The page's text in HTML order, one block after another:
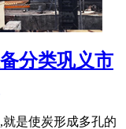
分类巩义市
是使炭形成多孔的